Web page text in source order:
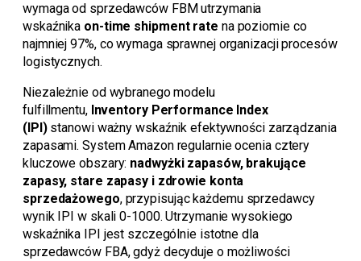
wymaga od sprzedawców FBM utrzymania
wskaźnika on-time shipment rate na poziomie co
najmniej 97%, co wymaga sprawnej organizacji procesów
logistycznych.
Niezależnie od wybranego modelu
fulfillmentu, Inventory Performance Index
(IPI)stanowi ważny wskaźnik efektywności zarządzania
zapasami. System Amazon regularnie ocenia cztery
kluczowe obszary: nadwyżki zapasów, brakujące
zapasy, stare zapasy i zdrowie konta
sprzedażowego, przypisując każdemu sprzedawcy
wynik IPI w skali 0-1000. Utrzymanie wysokiego
wskaźnika IPI jest szczególnie istotne dla
sprzedawców FBA, gdyż decyduje o możliwości